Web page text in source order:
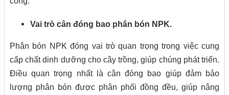
Vai trò cân đóng bao phân bón NPK.
Phân bón NPK đóng vai trò quan trọng trong việc cung
cấp chất dinh dưỡng cho cây trồng, giúp chúng phát triển.
Điều quan trọng nhất là cân đóng bao giúp đảm bảo
lượng phân bón được phân phối đồng đều, giúp nâng